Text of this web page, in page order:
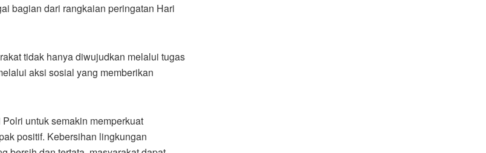
bagian dari rangkaian peringatan Hari
tidak hanya diwujudkan melalui tugas
aksi sosial yang memberikan
untuk semakin memperkuat
positif. Kebersihan lingkungan